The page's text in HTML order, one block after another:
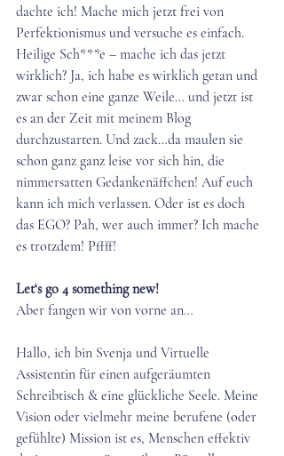
dachte ich! Mache mich jetzt frei von
Perfektionismus und versuche es einfach.
Heilige Sch***e – mache ich das jetzt
wirklich? Ja, ich habe es wirklich getan und
zwar schon eine ganze Weile… und jetzt ist
es an der Zeit mit meinem Blog
durchzustarten. Und zack…da maulen sie
schon ganz ganz leise vor sich hin, die
nimmersatten Gedankenäffchen! Auf euch
kann ich mich verlassen. Oder ist es doch
das EGO? Pah, wer auch immer? Ich mache
es trotzdem! Pffff!
Let‘s go 4 something new!
Aber fangen wir von vorne an…
Hallo, ich bin Svenja und Virtuelle
Assistentin für einen aufgeräumten
Schreibtisch & eine glückliche Seele. Meine
Vision oder vielmehr meine berufene (oder
gefühlte) Mission ist es, Menschen effektiv